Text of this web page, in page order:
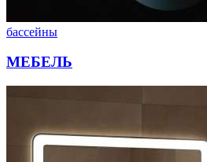
бассейны
МЕБЕЛЬ